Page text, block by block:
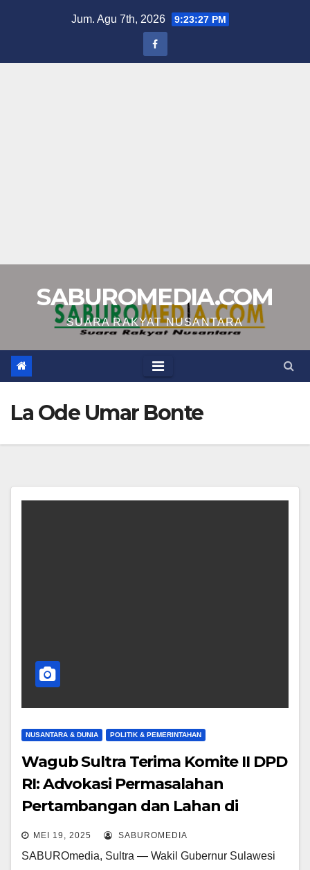
Jum. Agu 7th, 2026 9:23:28 PM
SABUROMEDIA.COM
SUARA RAKYAT NUSANTARA
La Ode Umar Bonte
NUSANTARA & DUNIA POLITIK & PEMERINTAHAN
Wagub Sultra Terima Komite II DPD
RI: Advokasi Permasalahan
Pertambangan dan Lahan di
Konawe-Konsel
MEI 19, 2025 SABUROMEDIA
SABUROmedia, Sultra — Wakil Gubernur Sulawesi